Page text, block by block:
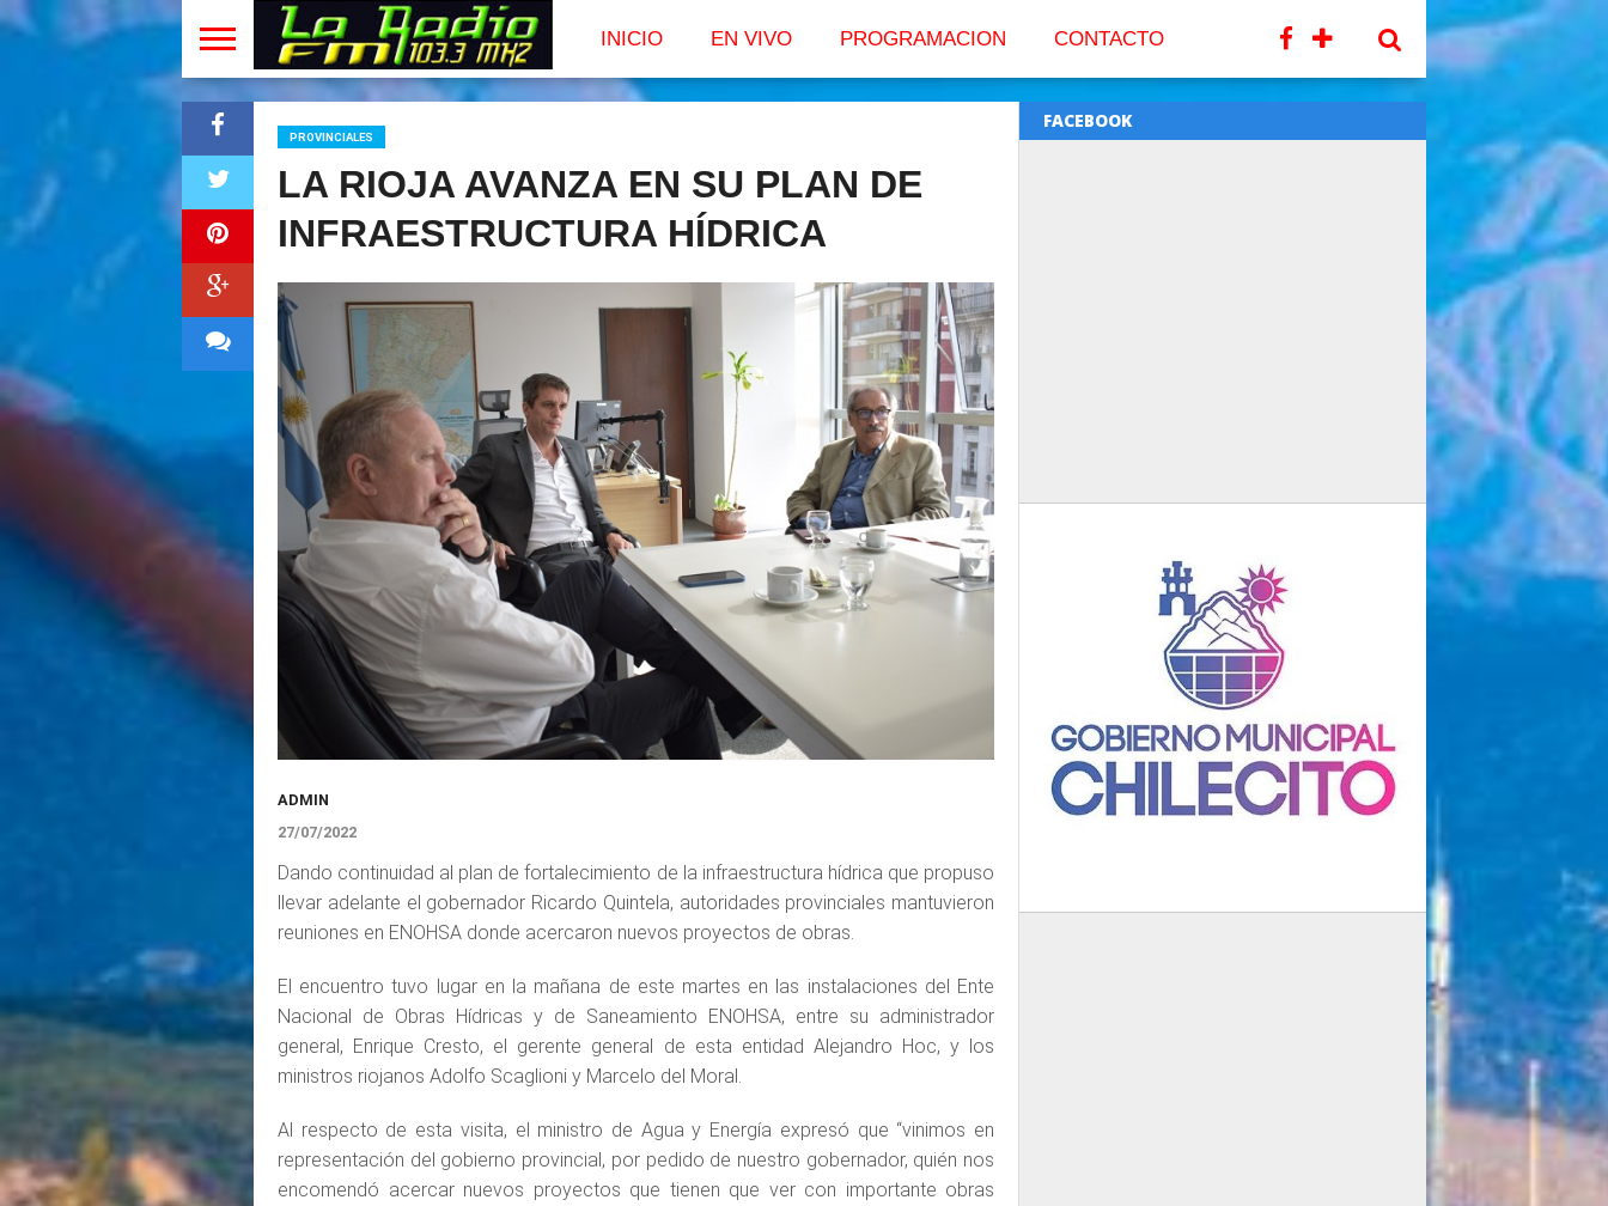
INICIO EN VIVO PROGRAMACION CONTACTO
PROVINCIALES
LA RIOJA AVANZA EN SU PLAN DE
INFRAESTRUCTURA HÍDRICA
ADMIN
27/07/2022
Dando continuidad al plan de fortalecimiento de la infraestructura hídrica que propuso
llevar adelante el gobernador Ricardo Quintela, autoridades provinciales mantuvieron
reuniones en ENOHSA donde acercaron nuevos proyectos de obras.
El encuentro tuvo lugar en la mañana de este martes en las instalaciones del Ente
Nacional de Obras Hídricas y de Saneamiento ENOHSA, entre su administrador
general, Enrique Cresto, el gerente general de esta entidad Alejandro Hoc, y los
ministros riojanos Adolfo Scaglioni y Marcelo del Moral.
Al respecto de esta visita, el ministro de Agua y Energía expresó que “vinimos en
representación del gobierno provincial, por pedido de nuestro gobernador, quién nos
encomendó acercar nuevos proyectos que tienen que ver con importante obras
FACEBOOK